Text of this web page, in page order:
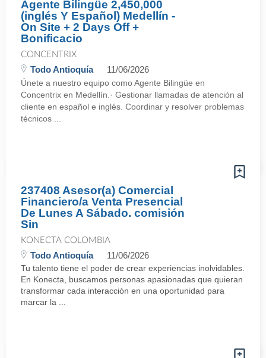
Agente Bilingüe 2,450,000
(inglés Y Español) Medellín -
On Site + 2 Days Off +
Bonificacio
CONCENTRIX
Todo Antioquía 11/06/2026
Únete a nuestro equipo como Agente Bilingüe en
Concentrix en Medellín.· Gestionar llamadas de atención al
cliente en español e inglés. Coordinar y resolver problemas
técnicos ...
237408 Asesor(a) Comercial
Financiero/a Venta Presencial
De Lunes A Sábado. comisión
Sin
KONECTA COLOMBIA
Todo Antioquía 11/06/2026
Tu talento tiene el poder de crear experiencias inolvidables.
En Konecta, buscamos personas apasionadas que quieran
transformar cada interacción en una oportunidad para
marcar la ...